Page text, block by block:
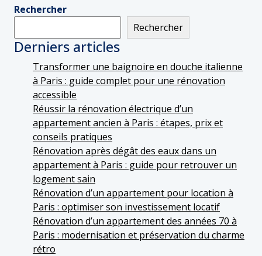
Rechercher
Rechercher
Derniers articles
Transformer une baignoire en douche italienne
à Paris : guide complet pour une rénovation
accessible
Réussir la rénovation électrique d’un
appartement ancien à Paris : étapes, prix et
conseils pratiques
Rénovation après dégât des eaux dans un
appartement à Paris : guide pour retrouver un
logement sain
Rénovation d’un appartement pour location à
Paris : optimiser son investissement locatif
Rénovation d’un appartement des années 70 à
Paris : modernisation et préservation du charme
rétro